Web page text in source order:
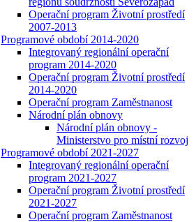
Operační program Životní prostředí
2007-2013
Programové období 2014-2020
Integrovaný regionální operační
program 2014-2020
Operační program Životní prostředí
2014-2020
Operační program Zaměstnanost
Národní plán obnovy
Národní plán obnovy -
Ministerstvo pro místní rozvoj
Programové období 2021-2027
Integrovaný regionální operační
program 2021-2027
Operační program Životní prostředí
2021-2027
Operační program Zaměstnanost